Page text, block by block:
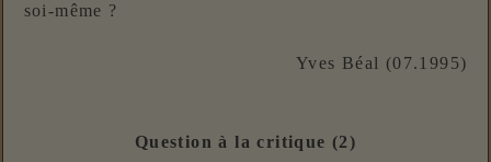
soi-même ?
Yves Béal (07.1995)
Question à la critique (2)